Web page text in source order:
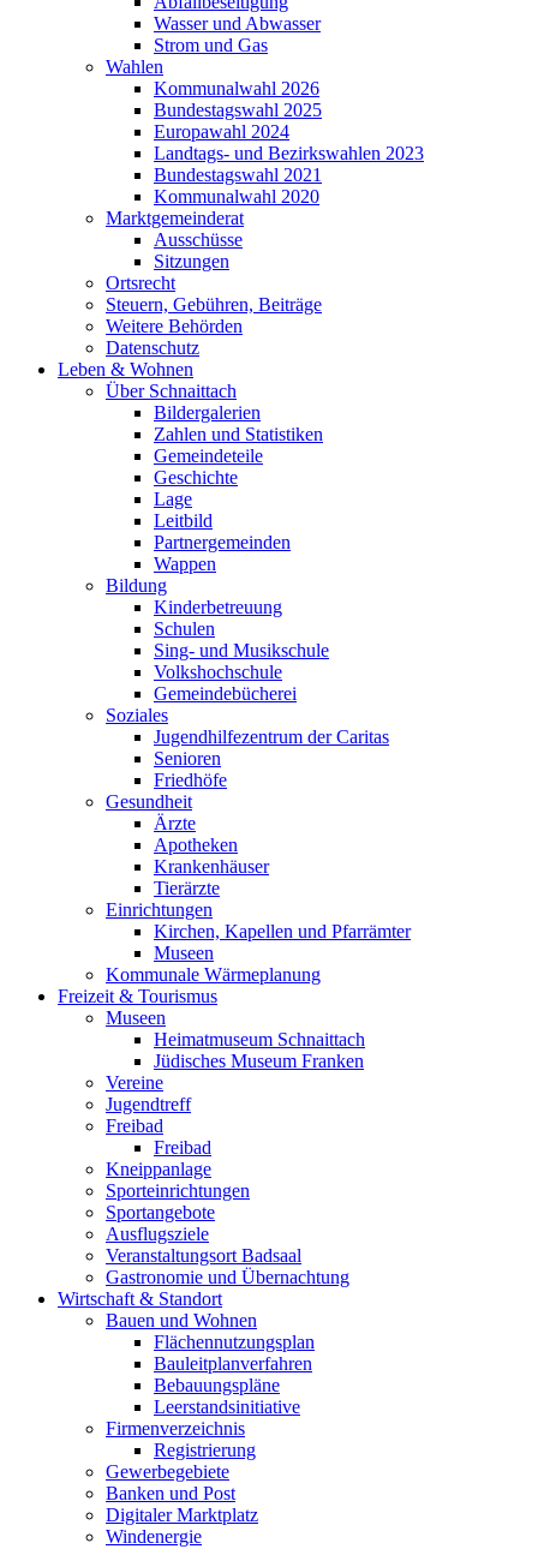
Wasser und Abwasser
Strom und Gas
Wahlen
Kommunalwahl 2026
Bundestagswahl 2025
Europawahl 2024
Landtags- und Bezirkswahlen 2023
Bundestagswahl 2021
Kommunalwahl 2020
Marktgemeinderat
Ausschüsse
Sitzungen
Ortsrecht
Steuern, Gebühren, Beiträge
Weitere Behörden
Datenschutz
Leben & Wohnen
Über Schnaittach
Bildergalerien
Zahlen und Statistiken
Gemeindeteile
Geschichte
Lage
Leitbild
Partnergemeinden
Wappen
Bildung
Kinderbetreuung
Schulen
Sing- und Musikschule
Volkshochschule
Gemeindebücherei
Soziales
Jugendhilfezentrum der Caritas
Senioren
Friedhöfe
Gesundheit
Ärzte
Apotheken
Krankenhäuser
Tierärzte
Einrichtungen
Kirchen, Kapellen und Pfarrämter
Museen
Kommunale Wärmeplanung
Freizeit & Tourismus
Museen
Heimatmuseum Schnaittach
Jüdisches Museum Franken
Vereine
Jugendtreff
Freibad
Freibad
Kneippanlage
Sporteinrichtungen
Sportangebote
Ausflugsziele
Veranstaltungsort Badsaal
Gastronomie und Übernachtung
Wirtschaft & Standort
Bauen und Wohnen
Flächennutzungsplan
Bauleitplanverfahren
Bebauungspläne
Leerstandsinitiative
Firmenverzeichnis
Registrierung
Gewerbegebiete
Banken und Post
Digitaler Marktplatz
Windenergie